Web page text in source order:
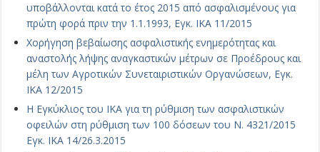
υποβάλλονται κατά το έτος 2015 από ασφαλισμένους για
πρώτη φορά πριν την 1.1.1993, Εγκ. ΙΚΑ 11/2015
Χορήγηση βεβαίωσης ασφαλιστικής ενημερότητας και
αναστολής λήψης αναγκαστικών μέτρων σε Προέδρους και
μέλη των Αγροτικών Συνεταιριστικών Οργανώσεων, Εγκ.
ΙΚΑ 12/2015
Η Εγκύκλιος του ΙΚΑ για τη ρύθμιση των ασφαλιστικών
οφειλών στη ρύθμιση των 100 δόσεων του Ν. 4321/2015
Εγκ. ΙΚΑ 14/26.3.2015